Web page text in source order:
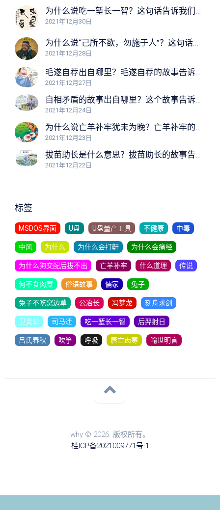
为什么说吃一堑长一智？这句话告诉我们什么道理？
2021年12月30日
2021年12月28日
毛遂自荐出自哪里？毛遂自荐的故事告诉我们什么道理？
2021年12月27日
自相矛盾的故事出自哪里？这个故事告诉我们什么道理？
2021年12月24日
为什么说亡羊补牢犹未为晚？亡羊补牢的故事告诉我们什么道理？
2021年12月23日
拔苗助长是什么意思？拔苗助长的故事告诉我们什么道理？
2021年12月22日
标签
MSDOS界面 U盘 U盘量产工具 不健康 中毒
中风 为什么 为什么会打鼾 为什么会痛经
为什么狗交配后拔不出 亡羊补牢 什么道理 传说
何不食肉糜 俗语故事 儒家 兔子
兔子不吃窝边草 公冶长 冯梦龙 刻舟求剑
卫灵公 司马迁 吃一堑长一智 后羿射日
吕氏春秋 吹竽 呼吸 唇亡齿寒 喻世明言
why © 2026. 版权所有。
桂ICP备2021009771号-1